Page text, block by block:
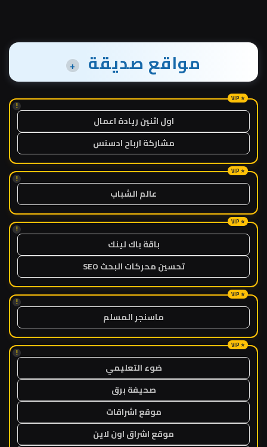
مواقع صديقة +
!
اول اثنين ريادة اعمال
مشاركة ارباح ادسنس
!
عالم الشباب
!
باقة باك لينك
تحسين محركات البحث SEO
!
ماسنجر المسلم
!
ضوء التعليمي
صحيفة برق
موقع اشراقات
موقع اشراق اون لاين